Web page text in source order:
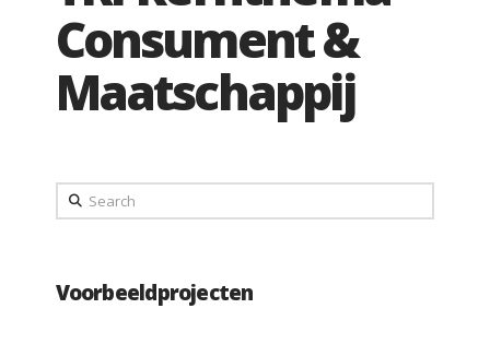
Consument &
Maatschappij
Search
Voorbeeldprojecten